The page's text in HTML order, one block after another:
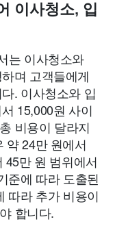
이사청소, 입
는 이사청소와
며 고객들에게
. 이사청소와 입
15,000원 사이
비용이 달라지
약 24만 원에서
45만 원 범위에서
준에 따라 도출된
따라 추가 비용이
합니다.